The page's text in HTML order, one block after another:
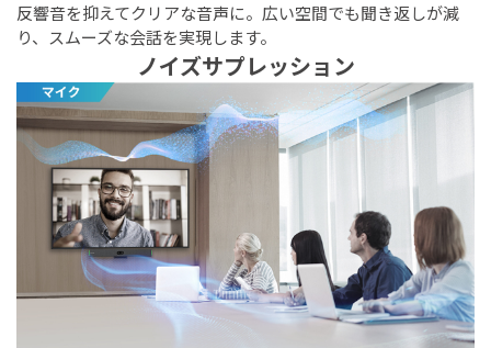
反響音を抑えてクリアな音声に。広い空間でも聞き返しが減
り、スムーズな会話を実現します。
ノイズサプレッション